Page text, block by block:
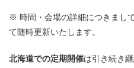
※ 時間・会場の詳細につきまし
て随時更新いたします。
北海道での定期開催は引き続き